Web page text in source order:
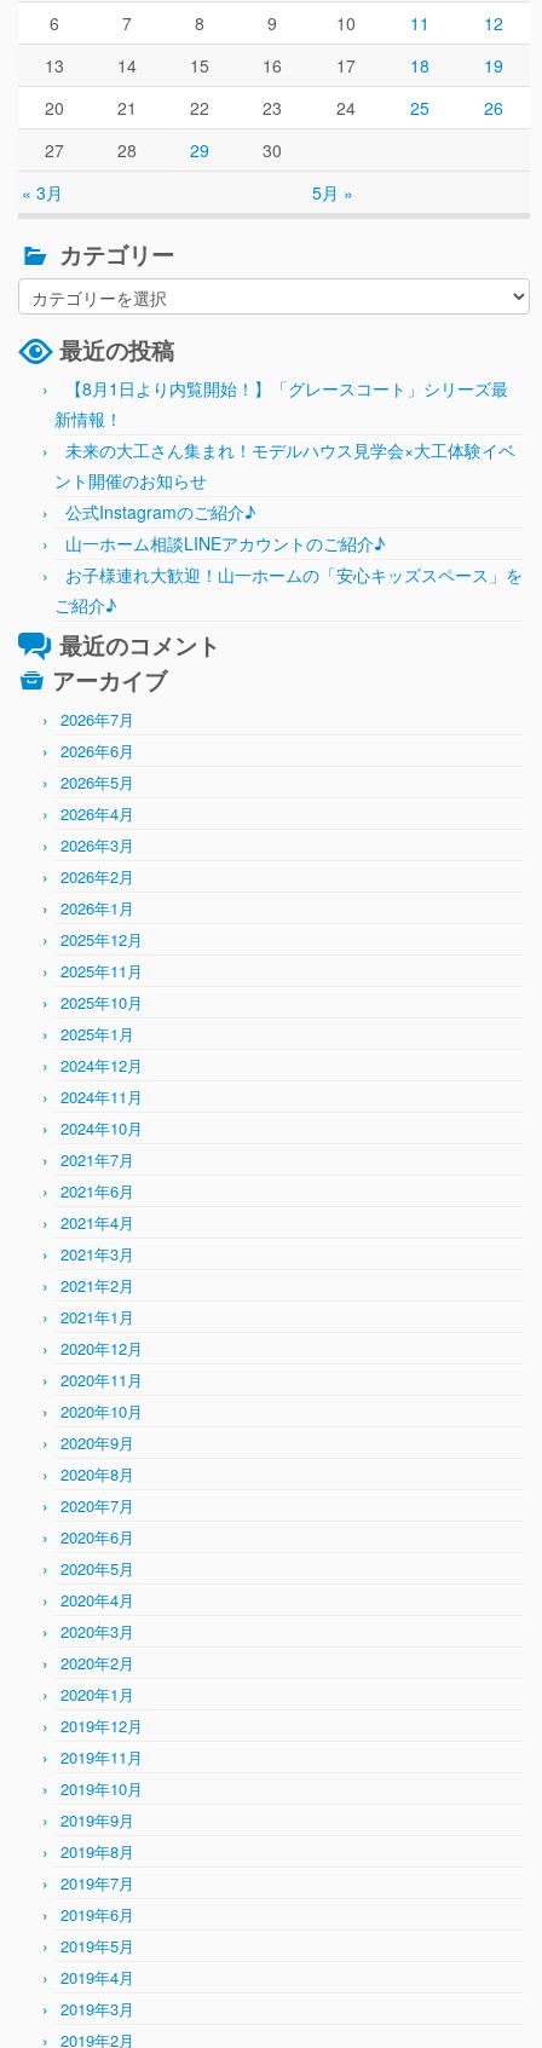
« 3月 5月 »
6 7 8 9 10 11
12
13
14 15 16 17 18
19
20
21 22 23 24 25
26
27
28 29 30
カテゴリー
最近の投稿
【8月1日より内覧開始！】「グレースコート」シリーズ最
新情報！
未来の大工さん集まれ！モデルハウス見学会×大工体験イベ
ント開催のお知らせ
公式Instagramのご紹介♪
山一ホーム相談LINEアカウントのご紹介♪
お子様連れ大歓迎！山一ホームの「安心キッズスペース」を
ご紹介♪
最近のコメント
アーカイブ
2026年7月
2026年6月
2026年5月
2026年4月
2026年3月
2026年2月
2026年1月
2025年12月
2025年11月
2025年10月
2025年1月
2024年12月
2024年11月
2024年10月
2021年7月
2021年6月
2021年4月
2021年3月
2021年2月
2021年1月
2020年12月
2020年11月
2020年10月
2020年9月
2020年8月
2020年7月
2020年6月
2020年5月
2020年4月
2020年3月
2020年2月
2020年1月
2019年12月
2019年11月
2019年10月
2019年9月
2019年8月
2019年7月
2019年6月
2019年5月
2019年4月
2019年3月
2019年2月